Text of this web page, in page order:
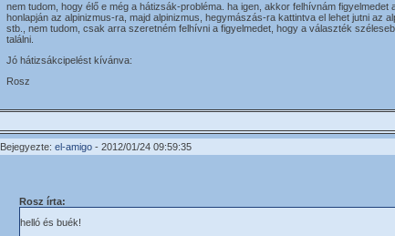
nem tudom, hogy élő e még a hátizsák-probléma. ha igen, akkor felhívnám
honlapján az alpinizmus-ra, majd alpinizmus, hegymászás-ra kattintva el lehet jutni az
stb., nem tudom, csak arra szeretném felhívni a figyelmedet, hogy a választék
találni.
Jó hátizsákcipelést kívánva:
Rosz
Bejegyezte: el-amigo - 2012/01/24 09:59:35
Rosz írta:
helló és buék!